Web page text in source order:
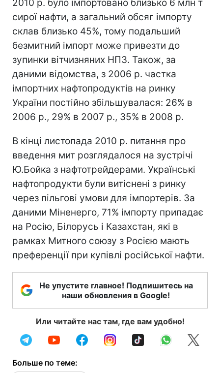
2010 р. було імпортовано близько 6 млн т
сирої нафти, а загальний обсяг імпорту
склав близько 45%, тому подальший
безмитний імпорт може привезти до
зупинки вітчизняних НПЗ. Також, за
даними відомства, з 2006 р. частка
імпортних нафтопродуктів на ринку
України постійно збільшувалася: 26% в
2006 р., 29% в 2007 р., 35% в 2008 р.
В кінці листопада 2010 р. питання про
введення мит розглядалося на зустрічі
Ю.Бойка з нафтотрейдерами. Українські
нафтопродукти були витіснені з ринку
через пільгові умови для імпортерів. За
даними Міненерго, 71% імпорту припадає
на Росію, Білорусь і Казахстан, які в
рамках Митного союзу з Росією мають
преференції при купівлі російської нафти.
Не упустите главное! Подпишитесь на
наши обновления в Google!
Или читайте нас там, где вам удобно!
Больше по теме: